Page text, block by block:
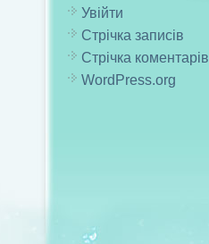
Увійти
Стрічка записів
Стрічка коментарів
WordPress.org